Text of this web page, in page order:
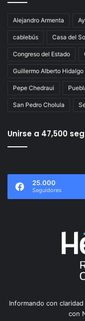
Alejandro Armenta
cablebús Casa del
Congreso del Estado
Guillermo Alberto
Pepe Chedraui
San Pedro Cholula
Unirse a 47,500
25.000
Seguidores
Informando con
con